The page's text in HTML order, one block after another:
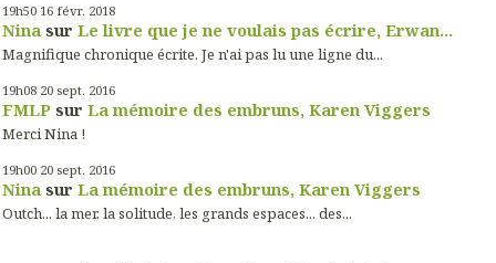
19h50 16 févr. 2018
Nina sur Le livre que je ne voulais pas écrire, Erwan...
Magnifique chronique écrite. Je n'ai pas lu une ligne du...
19h08 20 sept. 2016
FMLP sur La mémoire des embruns, Karen Viggers
Merci Nina !
19h00 20 sept. 2016
Nina sur La mémoire des embruns, Karen Viggers
Outch... la mer, la solitude, les grands espaces... des...